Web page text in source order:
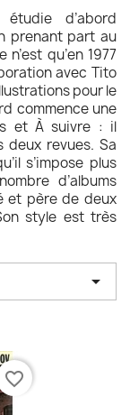
d’abord
prenant part au
qu’en 1977
avec Tito
pour le
commence une
et À suivre : il
deux revues. Sa
s’impose plus
d’albums
et père de deux
style est très

favorite_border